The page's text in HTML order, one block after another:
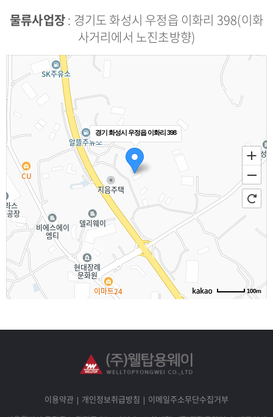
물류사업장: 경기도 화성시 우정읍 이화리 398(이화
사거리에서 노진초방향)
경기 화성시 우정읍 이화리 398
100m
이용약관 개인정보취급방침
이메일주소무단수집거부